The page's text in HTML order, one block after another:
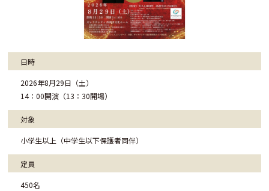
日時
2026年8月29日（土）
14：00開演（13：30開場）
対象
小学生以上（中学生以下保護者同伴）
定員
450名